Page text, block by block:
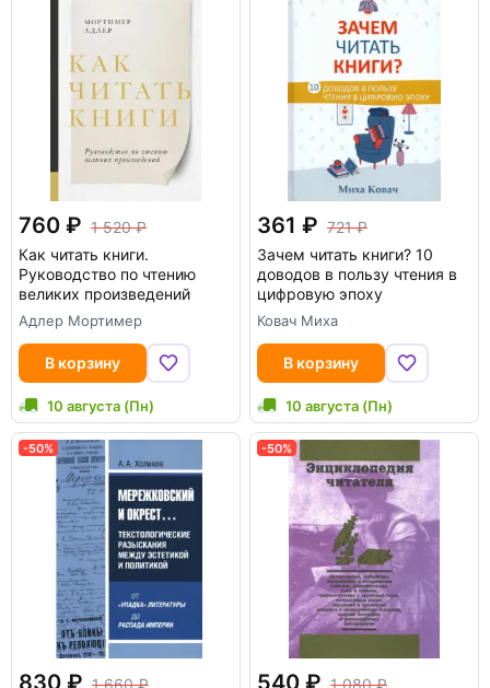
760
1 520
Как читать книги.
Руководство по чтению
великих произведений
Адлер Мортимер
В корзину
10 августа (Пн)
361
721
Зачем читать книги? 10
доводов в пользу чтения в
цифровую эпоху
Ковач Миха
В корзину
10 августа (Пн)
-50%
830
1 660
-50%
540
1 080